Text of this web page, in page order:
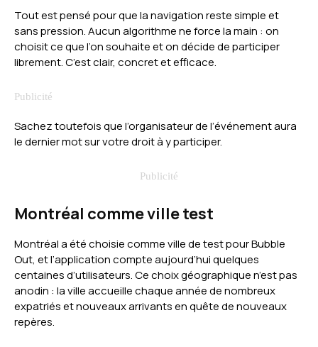
Tout est pensé pour que la navigation reste simple et
sans pression. Aucun algorithme ne force la main : on
choisit ce que l’on souhaite et on décide de participer
librement. C’est clair, concret et efficace.
Sachez toutefois que l’organisateur de l’événement aura
le dernier mot sur votre droit à y participer.
Montréal comme ville test
Montréal a été choisie comme ville de test pour Bubble
Out, et l’application compte aujourd’hui quelques
centaines d’utilisateurs. Ce choix géographique n’est pas
anodin : la ville accueille chaque année de nombreux
expatriés et nouveaux arrivants en quête de nouveaux
repères.